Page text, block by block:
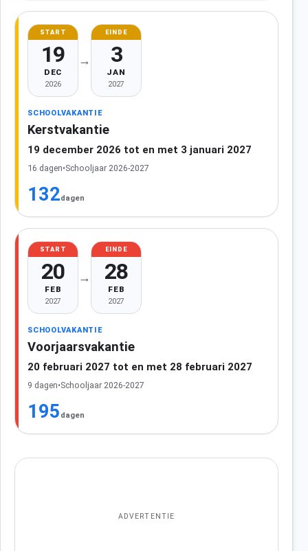
START
19
DEC
2026
→
EINDE
3
JAN
2027
SCHOOLVAKANTIE
Kerstvakantie
19 december 2026 tot en met 3 januari 2027
16 dagen•Schooljaar 2026-2027
132dagen
START
20
FEB
2027
→
EINDE
28
FEB
2027
SCHOOLVAKANTIE
Voorjaarsvakantie
20 februari 2027 tot en met 28 februari 2027
9 dagen•Schooljaar 2026-2027
195 dagen
ADVERTENTIE